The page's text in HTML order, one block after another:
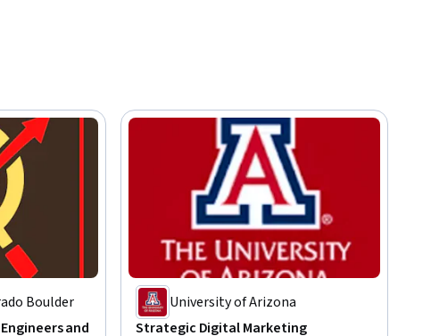
Boulder
and
University of Arizona
Strategic Digital Marketing